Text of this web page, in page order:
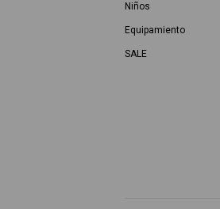
Niños
Equipamiento
SALE